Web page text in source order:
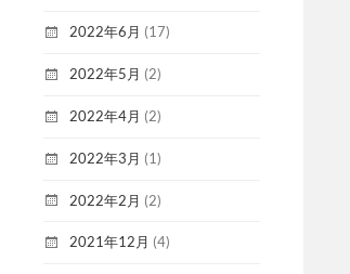
2022年6月 (17)
2022年5月 (2)
2022年4月 (2)
2022年3月 (1)
2022年2月 (2)
2021年12月 (4)